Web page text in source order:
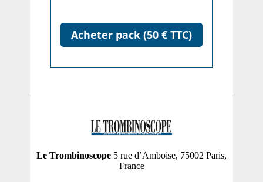
Acheter pack (50 € TTC)
Le Trombinoscope 5 rue d’Amboise, 75002 Paris,
France